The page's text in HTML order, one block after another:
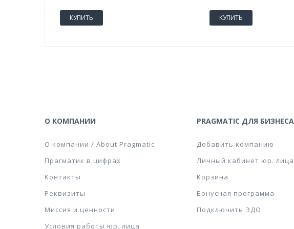
КУПИТЬ КУПИТЬ
О КОМПАНИИ
О компании / About Pragmatic
Прагматик в цифрах
Контакты
Реквизиты
Миссия и ценности
Условия работы юр. лица
PRAGMATIC ДЛЯ БИЗНЕСА
Добавить компанию
Личный кабинет юр. лица
Корзина
Бонусная программа
Подключить ЭДО